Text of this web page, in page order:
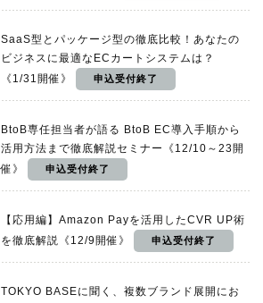
SaaS型とパッケージ型の徹底比較！あなたの
ビジネスに最適なECカートシステムは？
《1/31開催》
BtoB専任担当者が語る BtoB EC導入手順から
活用方法まで徹底解説セミナー《12/10～23開
催》
【応用編】Amazon Payを活用したCVR UP術
を徹底解説《12/9開催》
TOKYO BASEに聞く、複数ブランド展開にお